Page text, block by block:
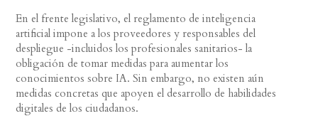
En el frente legislativo, el reglamento de inteligencia
artificial impone a los proveedores y responsables del
despliegue -incluidos los profesionales sanitarios- la
obligación de tomar medidas para aumentar los
conocimientos sobre IA. Sin embargo, no existen aún
medidas concretas que apoyen el desarrollo de habilidades
digitales de los ciudadanos.